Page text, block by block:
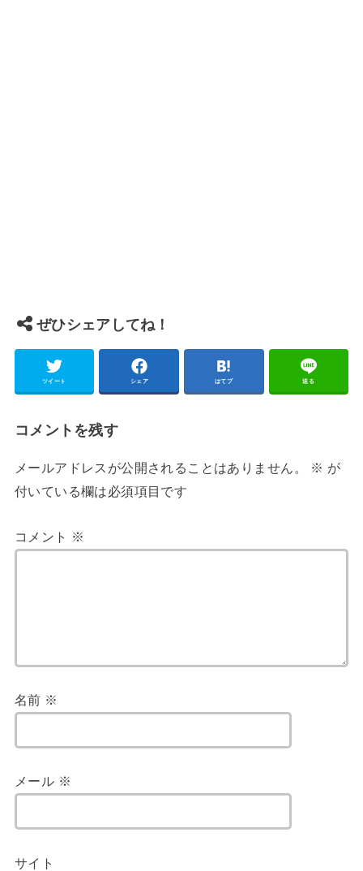
ぜひシェアしてね！
ツイート シェア はてブ 送る
コメントを残す
メールアドレスが公開されることはありません。 ※ が
付いている欄は必須項目です
コメント ※
名前 ※
メール ※
サイト